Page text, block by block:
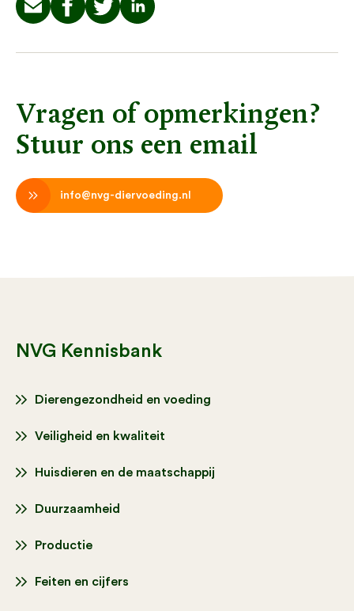
Vragen of opmerkingen?
Stuur ons een email
info@nvg-diervoeding.nl
NVG Kennisbank
Dierengezondheid en voeding
Veiligheid en kwaliteit
Huisdieren en de maatschappij
Duurzaamheid
Productie
Feiten en cijfers